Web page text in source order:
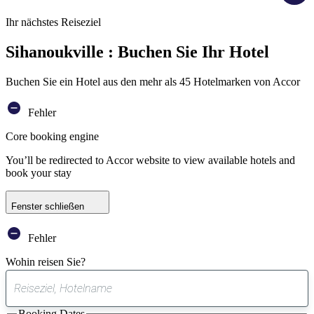
Ihr nächstes Reiseziel
Sihanoukville : Buchen Sie Ihr Hotel
Buchen Sie ein Hotel aus den mehr als 45 Hotelmarken von Accor
Fehler
Core booking engine
You’ll be redirected to Accor website to view available hotels and
book your stay
Fenster schließen
Fehler
Wohin reisen Sie?
gefundener